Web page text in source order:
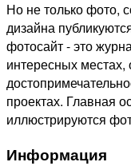
Но не только фото,
дизайна
фотосайт - это
интересных местах,
проектах. Главная
иллюстрируются
Информация